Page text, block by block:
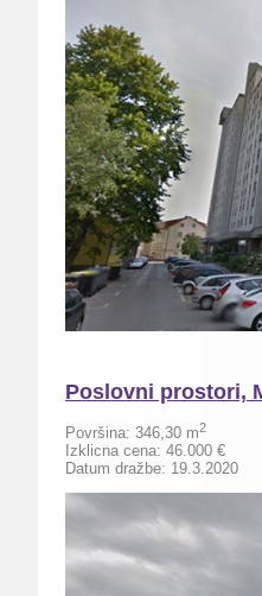
Poslovni prostori,
Površina: 346,30 m2
Izklicna cena: 46.000 €
Datum dražbe: 19.3.2020